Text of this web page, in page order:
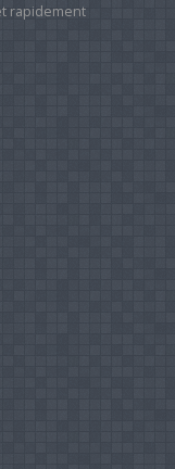
rapidement